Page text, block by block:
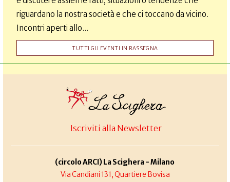
riguardano la nostra società e che ci toccano da vicino.
Incontri aperti allo...
TUTTI GLI EVENTI IN RASSEGNA
Iscriviti alla Newsletter
(circolo ARCI) La Scighera - Milano
Via Candiani 131, Quartiere Bovisa